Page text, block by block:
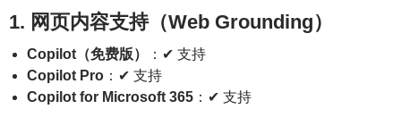
1. 网页内容支持（Web Grounding）
Copilot（免费版）
：✔ 支持
Copilot Pro ：✔ 支持
Copilot for Microsoft 365 ：✔ 支持